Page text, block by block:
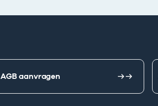
AGB aanvragen